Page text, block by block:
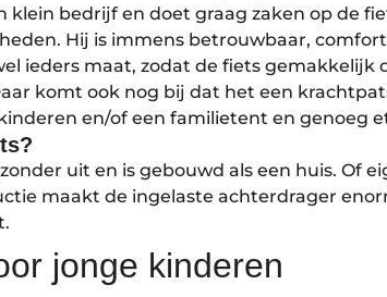
klein bedrijf en doet graag zaken op de
Hij is immens betrouwbaar,
ieders maat, zodat de fiets gemakkelijk
komt ook nog bij dat het een
en/of een familietent en genoeg
uit en is gebouwd als een huis. Of
maakt de ingelaste achterdrager
jonge kinderen